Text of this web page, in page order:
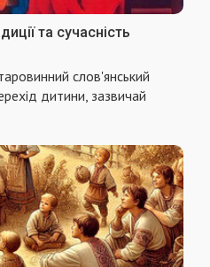
та сучасність
слов'янський
дитини, зазвичай